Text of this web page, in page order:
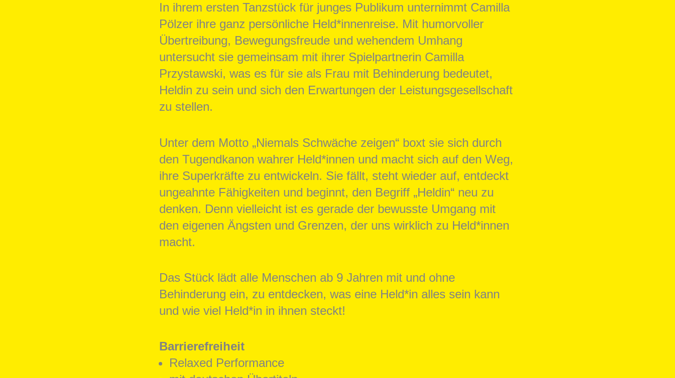
In ihrem ersten Tanzstück für junges Publikum unternimmt Camilla
Pölzer ihre ganz persönliche Held*innenreise. Mit humorvoller
Übertreibung, Bewegungsfreude und wehendem Umhang
untersucht sie gemeinsam mit ihrer Spielpartnerin Camilla
Przystawski, was es für sie als Frau mit Behinderung bedeutet,
Heldin zu sein und sich den Erwartungen der Leistungsgesellschaft
zu stellen.
Unter dem Motto „Niemals Schwäche zeigen“ boxt sie sich durch
den Tugendkanon wahrer Held*innen und macht sich auf den Weg,
ihre Superkräfte zu entwickeln. Sie fällt, steht wieder auf, entdeckt
ungeahnte Fähigkeiten und beginnt, den Begriff „Heldin“ neu zu
denken. Denn vielleicht ist es gerade der bewusste Umgang mit
den eigenen Ängsten und Grenzen, der uns wirklich zu Held*innen
macht.
Das Stück lädt alle Menschen ab 9 Jahren mit und ohne
Behinderung ein, zu entdecken, was eine Held*in alles sein kann
und wie viel Held*in in ihnen steckt!
Barrierefreiheit
Relaxed Performance